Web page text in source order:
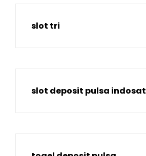
slot tri
slot deposit pulsa indosat